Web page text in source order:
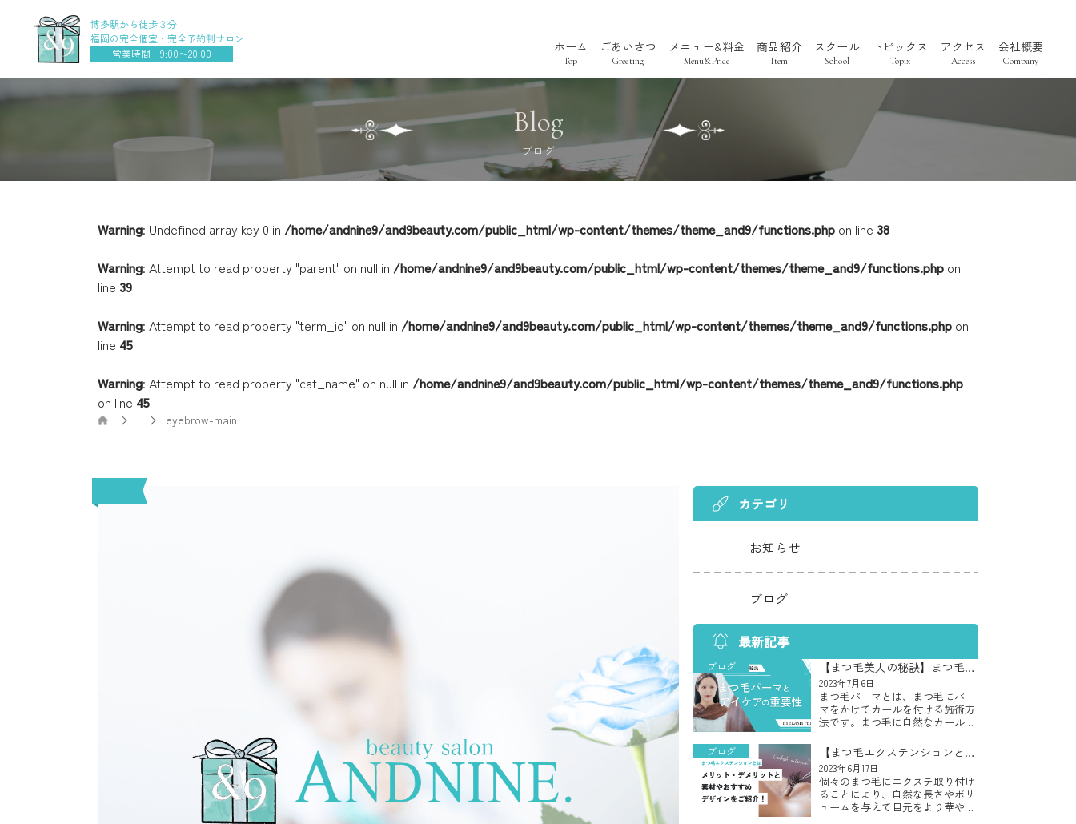
博多駅から徒歩３分
福岡の完全個室・完全予約制サロン
営業時間 9:00〜20:00
ホーム
Top
ごあいさつ
Greeting
メニュー&料金
Menu&Price
美眉 美まつげ ハーブピーリング 脱毛
商品紹介
Item
スクール
School
トピックス
Topix
お知らせ ブログ
アクセス
Access
会社概要
Company
会社概要 採用情報
Blog
ブログ
Warning: Undefined array key 0 in /home/andnine9/and9beauty.com/public_html/wp-content/themes/theme_and9/functions.php on line 38
Warning: Attempt to read property "parent" on null in /home/andnine9/and9beauty.com/public_html/wp-content/themes/theme_and9/functions.php on
line 39
Warning: Attempt to read property "term_id" on null in /home/andnine9/and9beauty.com/public_html/wp-content/themes/theme_and9/functions.php on
line 45
Warning: Attempt to read property "cat_name" on null in /home/andnine9/and9beauty.com/public_html/wp-content/themes/theme_and9/functions.php
on line 45
eyebrow-main
カテゴリ
お知らせ
ブログ
最新記事
ブログ
【まつ毛美人の秘訣】まつ毛パ
ーマとアイケアの重要性
2023年7月6日
まつ毛パーマとは、まつ毛にパー
マをかけてカールを付ける施術方
法です。まつ毛に自然なカールを
ボリューム感のある印象的な目元
にすることができ、カールがつい
たまつ毛は目を大きく見せたり、
目力をアッ […]
ブログ
【まつ毛エクステンションと
は】メリット・デメリットと素
材やおすすめデザインをご紹
介！
2023年6月17日
個々のまつ毛にエクステ取り付け
ることにより、自然な長さやボリ
ュームを与えて目元をより華やか